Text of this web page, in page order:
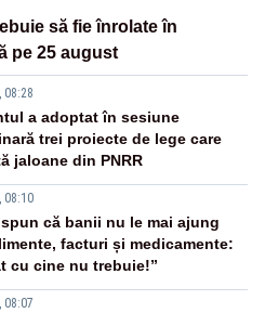
să fie înrolate în
pe 25 august
08:28
a adoptat în sesiune
trei proiecte de lege care
jaloane din PNRR
08:10
că banii nu le mai ajung
facturi și medicamente:
cu cine nu trebuie!”
08:07